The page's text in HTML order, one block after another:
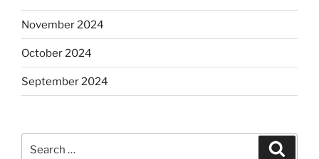
November 2024
October 2024
September 2024